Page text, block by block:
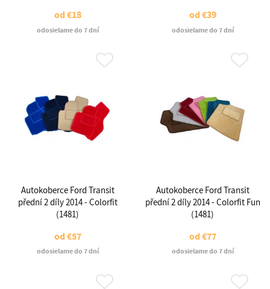
od€18
odosielame do 7 dní
od€39
odosielame do 7 dní
Autokoberce Ford Transit
přední 2 díly 2014 - Colorfit
(1481)
od€57
odosielame do 7 dní
Autokoberce Ford Transit
přední 2 díly 2014 - Colorfit Fun
(1481)
od€77
odosielame do 7 dní